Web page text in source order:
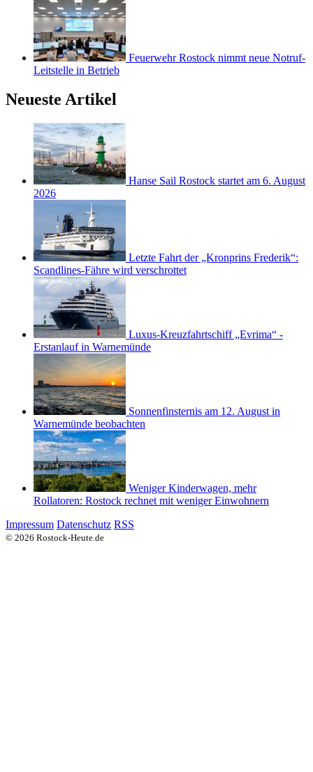
Feuerwehr Rostock nimmt neue Notruf-
Leitstelle in Betrieb
Neueste Artikel
Hanse Sail Rostock startet am 6. August
2026
Letzte Fahrt der „Kronprins Frederik“:
Scandlines-Fähre wird verschrottet
Luxus-Kreuzfahrtschiff „Evrima“ -
Erstanlauf in Warnemünde
Sonnenfinsternis am 12. August in
Warnemünde beobachten
Weniger Kinderwagen, mehr
Rollatoren: Rostock rechnet mit weniger Einwohnern
Impressum Datenschutz RSS
© 2026 Rostock-Heute.de